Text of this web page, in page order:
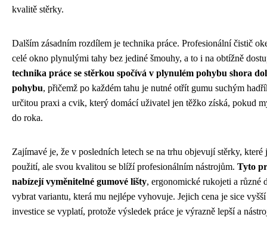
kvalitě stěrky.
Dalším zásadním rozdílem je technika práce. Profesionální čistič
celé okno plynulými tahy bez jediné šmouhy, a to i na obtížně
technika práce se stěrkou spočívá v plynulém pohybu shora
pohybu, přičemž po každém tahu je nutné otřít gumu suchým
určitou praxi a cvik, který domácí uživatel jen těžko získá, pokud
do roka.
Zajímavé je, že v posledních letech se na trhu objevují stěrky,
použití, ale svou kvalitou se blíží profesionálním nástrojům. Tyto
nabízejí vyměnitelné gumové lišty, ergonomické rukojeti a různé
vybrat variantu, která mu nejlépe vyhovuje. Jejich cena je sice
investice se vyplatí, protože výsledek práce je výrazně lepší a